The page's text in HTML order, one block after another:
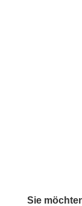
Sie